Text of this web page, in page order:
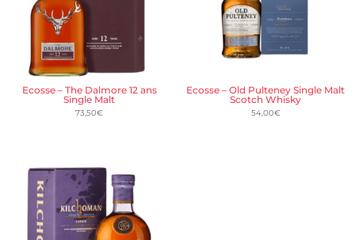
Ecosse – The Dalmore 12 ans
Single Malt
73,50€
Ecosse – Old Pulteney Single Malt
Scotch Whisky
54,00€